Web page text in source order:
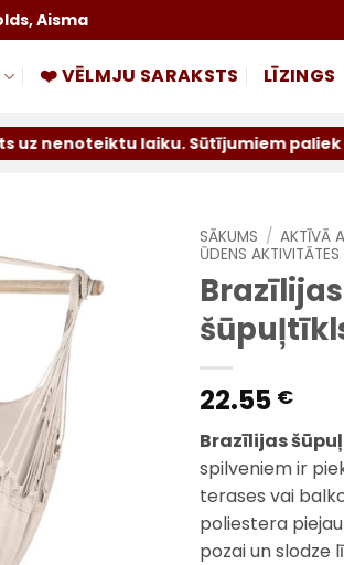
Aisma
❤️ VĒLMJU SARAKSTS LĪZINGS
laiku. Sūtījumiem paliek pieejami
Pievienot
sarakstam
SĀKUMS / AKTĪVĀ
ŪDENS AKTIVITĀTES
22.55 €
Brazīlijas
spilveniem ir
terases vai
poliestera
pozai un slodze